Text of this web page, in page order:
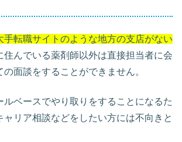
手転職サイトのような地方の支店がない
住んでいる薬剤師以外は直接担当者に会
面談をすることができません。
ルベースでやり取りをすることになるた
ャリア相談などをしたい方には不向きと